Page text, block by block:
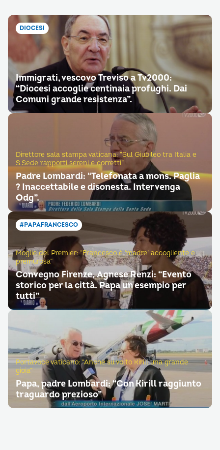
DIOCESI
Immigrati, vescovo Treviso a Tv2000:
“Diocesi accoglie centinaia profughi. Dai
Comuni grande resistenza”.
Direttore sala stampa vaticana: “Sul Giubileo tra Italia e
S.Sede rapporti sereni e corretti”
Padre Lombardi: “Telefonata a mons. Paglia
? Inaccettabile e disonesta. Intervenga
Odg”.
#PAPAFRANCESCO
Moglie del Premier: “Francesco è ‘madre’ accogliente e
premurosa”
Convegno Firenze, Agnese Renzi: “Evento
storico per la città. Papa un esempio per
tutti”
Portavoce vaticano: “Anche su volto Kirill una grande
gioia”
Papa, padre Lombardi: “Con Kirill raggiunto
traguardo prezioso”